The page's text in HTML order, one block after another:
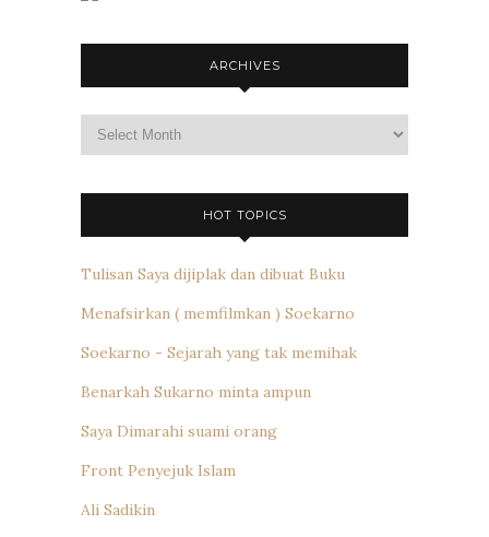
ARCHIVES
HOT TOPICS
Tulisan Saya dijiplak dan dibuat Buku
Menafsirkan ( memfilmkan ) Soekarno
Soekarno - Sejarah yang tak memihak
Benarkah Sukarno minta ampun
Saya Dimarahi suami orang
Front Penyejuk Islam
Ali Sadikin